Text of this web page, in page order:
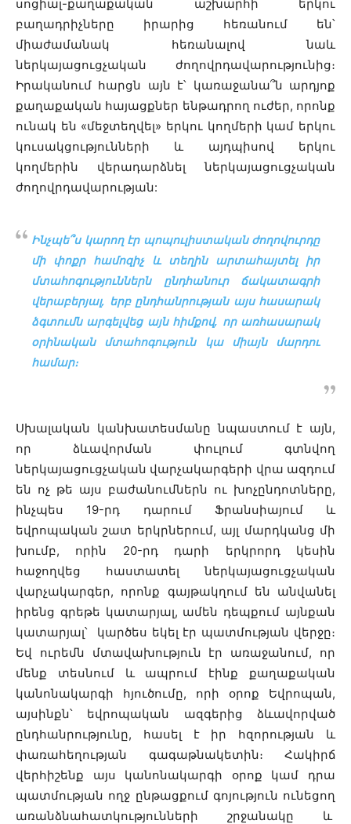
սոցիալ-քաղաքական աշխարհի երկու
բաղադրիչները իրարից հեռանում են՝
միաժամանակ հեռանալով նաև
ներկայացուցչական ժողովրդավարությունից։
Իրականում հարցն այն է՝ կառաջանա՞ն արդյոք
քաղաքական հայացքներ ենթադրող ուժեր, որոնք
ունակ են «մեջտեղվել» երկու կողմերի կամ երկու
կուսակցությունների և այդպիսով երկու
կողմերին վերադարձնել ներկայացուցչական
ժողովրդավարության:
Ինչպե՞ս կարող էր պոպուլիստական ժողովուրդը
մի փոքր համոզիչ և տեղին արտահայտել իր
մտահոգություններն ընդհանուր ճակատագրի
վերաբերյալ, երբ ընդհանրության այս հասարակ
ձգտումն արգելվեց այն հիմքով, որ առհասարակ
օրինական մտահոգություն կա միայն մարդու
համար։
Սխալական կանխատեսմանը նպաստում է այն,
որ ձևավորման փուլում գտնվող
ներկայացուցչական վարչակարգերի վրա ազդում
են ոչ թե այս բաժանումներն ու խոչընդոտները,
ինչպես 19-րդ դարում Ֆրանսիայում և
եվրոպական շատ երկրներում, այլ մարդկանց մի
խումբ, որին 20-րդ դարի երկրորդ կեսին
հաջողվեց հաստատել ներկայացուցչական
վարչակարգեր, որոնք գայթակղում են անվանել
իրենց գրեթե կատարյալ, ամեն դեպքում այնքան
կատարյալ՝ կարծես եկել էր պատմության վերջը։
Եվ ուրեմն մտավախություն էր առաջանում, որ
մենք տեսնում և ապրում էինք քաղաքական
կանոնակարգի հյուծումը, որի օրոք Եվրոպան,
այսինքն՝ եվրոպական ազգերից ձևավորված
ընդհանրությունը, հասել է իր հզորության և
փառահեղության գագաթնակետին։ Հակիրճ
վերհիշենք այս կանոնակարգի օրոք կամ դրա
պատմության ողջ ընթացքում գոյություն ունեցող
առանձնահատկությունների շրջանակը և